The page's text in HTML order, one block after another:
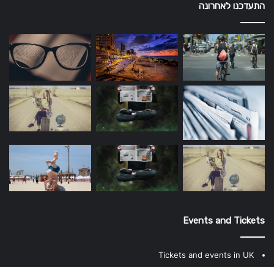
התעדכנו לאחרונה
Events and Tickets
Tickets and events in UK